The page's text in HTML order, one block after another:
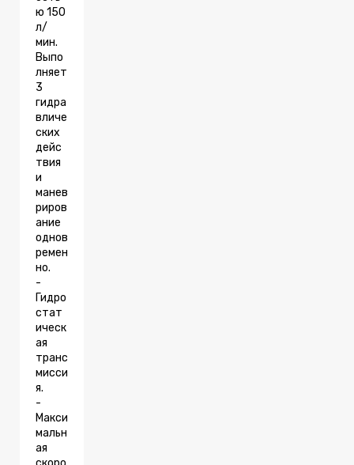
ю 150
л/
мин.
Выпо
лняет
3
гидра
вличе
ских
дейс
твия
и
манев
риров
ание
однов
ремен
но.
-
Гидро
стат
ическ
ая
транс
мисси
я.
-
Макси
мальн
ая